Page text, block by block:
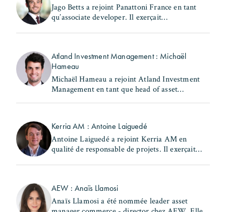
Jago Betts a rejoint Panattoni France en tant
qu’associate developer. Il exerçait
Atland Investment Management : Michaël
Hameau
Michaël Hameau a rejoint Atland Investment
Management en tant que head of asset
Kerria AM : Antoine Laiguedé
Antoine Laiguedé a rejoint Kerria AM en
qualité de responsable de projets. Il exerçait
AEW : Anaïs Llamosi
Anaïs Llamosi a été nommée leader asset